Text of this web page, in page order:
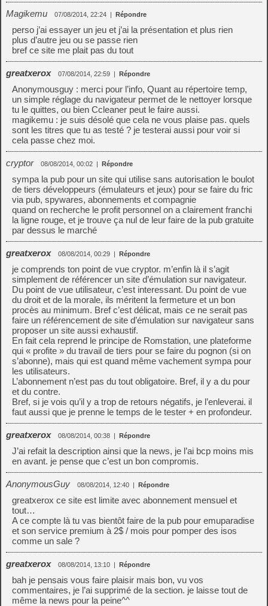
Magikemu 07/08/2014, 22:24 | Répondre
perso j’ai essayer un jeu et j’ai la présentation et plus rien
plus d’autre jeu ou se passe rien
bref ce site me plait pas du tout
greatxerox 07/08/2014, 22:59 | Répondre
Anonymousguy : merci pour l’info, Quant au répertoire temp,
un simple réglage du navigateur permet de le nettoyer lorsque
tu le quittes, ou bien Ccleaner peut le faire aussi.
magikemu : je suis désolé que cela ne vous plaise pas. quels
sont les titres que tu as testé ? je testerai aussi pour voir si
cela passe chez moi.
cryptor 08/08/2014, 00:02 | Répondre
sympa la pub pour un site qui utilise sans autorisation le boulot
de tiers développeurs (émulateurs et jeux) pour se faire du fric
via pub, spywares, abonnements et compagnie
quand on recherche le profit personnel on a clairement franchi
la ligne rouge, et je trouve ça nul de leur faire de la pub gratuite
par dessus le marché
greatxerox 08/08/2014, 00:29 | Répondre
je comprends ton point de vue cryptor. m’enfin là il s’agit
simplement de référencer un site d’émulation sur navigateur.
Du point de vue utilisateur, c’est interessant. Du point de vue
du droit et de la morale, ils méritent la fermeture et un bon
procès au minimum. Bref c’est délicat, mais ce ne serait pas
faire un référencement de site d’émulation sur navigateur sans
proposer un site aussi exhaustif.
En fait cela reprend le principe de Romstation, une plateforme
qui « profite » du travail de tiers pour se faire du pognon (si on
s’abonne), mais qui est quand même vachement sympa pour
les utilisateurs.
L’abonnement n’est pas du tout obligatoire. Bref, il y a du pour
et du contre.
Bref, si je vois qu’il y a trop de retours négatifs, je l’enleverai. il
faut aussi que je prenne le temps de le tester + en profondeur.
greatxerox 08/08/2014, 00:38 | Répondre
J’ai refait la description ainsi que la news, je l’ai bcp moins mis
en avant. je pense que c’est un bon compromis.
AnonymousGuy 08/08/2014, 12:40 | Répondre
greatxerox ce site est limite avec abonnement mensuel et
tout…
A ce compte là tu vas bientôt faire de la pub pour emuparadise
et son service premium à 2$ / mois pour pomper des isos
comme un sale ?
greatxerox 08/08/2014, 13:10 | Répondre
bah je pensais vous faire plaisir mais bon, vu vos
commentaires, je l’ai supprimé de la section. je laisse tout de
même la news pour la peine^^